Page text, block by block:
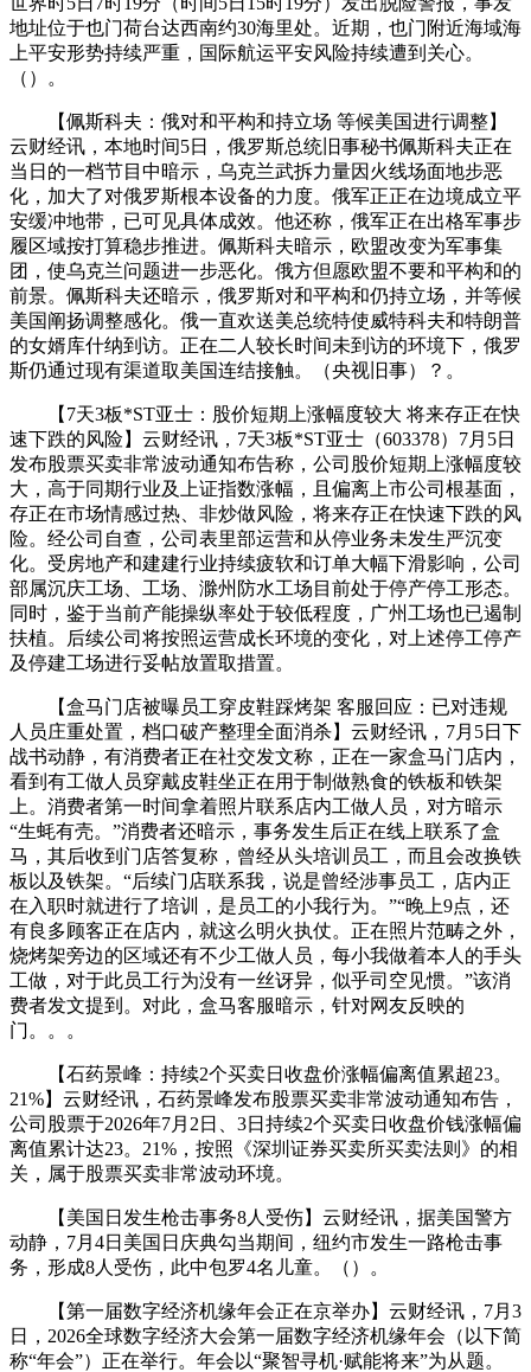
地址位于也门荷台达西南约30海里处。近期，也门附近海域海
上平安形势持续严重，国际航运平安风险持续遭到关心。
（）。
【佩斯科夫：俄对和平构和持立场 等候美国进行调整】
云财经讯，本地时间5日，俄罗斯总统旧事秘书佩斯科夫正在
当日的一档节目中暗示，乌克兰武拆力量因火线场面地步恶
化，加大了对俄罗斯根本设备的力度。俄军正正在边境成立平
安缓冲地带，已可见具体成效。他还称，俄军正在出格军事步
履区域按打算稳步推进。佩斯科夫暗示，欧盟改变为军事集
团，使乌克兰问题进一步恶化。俄方但愿欧盟不要和平构和的
前景。佩斯科夫还暗示，俄罗斯对和平构和仍持立场，并等候
美国阐扬调整感化。俄一直欢送美总统特使威特科夫和特朗普
的女婿库什纳到访。正在二人较长时间未到访的环境下，俄罗
斯仍通过现有渠道取美国连结接触。（央视旧事）？。
【7天3板*ST亚士：股价短期上涨幅度较大 将来存正在快
速下跌的风险】云财经讯，7天3板*ST亚士（603378）7月5日
发布股票买卖非常波动通知布告称，公司股价短期上涨幅度较
大，高于同期行业及上证指数涨幅，且偏离上市公司根基面，
存正在市场情感过热、非炒做风险，将来存正在快速下跌的风
险。经公司自查，公司表里部运营和从停业务未发生严沉变
化。受房地产和建建行业持续疲软和订单大幅下滑影响，公司
部属沉庆工场、工场、滁州防水工场目前处于停产停工形态。
同时，鉴于当前产能操纵率处于较低程度，广州工场也已遏制
扶植。后续公司将按照运营成长环境的变化，对上述停工停产
及停建工场进行妥帖放置取措置。
【盒马门店被曝员工穿皮鞋踩烤架 客服回应：已对违规
人员庄重处置，档口破产整理全面消杀】云财经讯，7月5日下
战书动静，有消费者正在社交发文称，正在一家盒马门店内，
看到有工做人员穿戴皮鞋坐正在用于制做熟食的铁板和铁架
上。消费者第一时间拿着照片联系店内工做人员，对方暗示
“生蚝有壳。”消费者还暗示，事务发生后正在线上联系了盒
马，其后收到门店答复称，曾经从头培训员工，而且会改换铁
板以及铁架。“后续门店联系我，说是曾经涉事员工，店内正
在入职时就进行了培训，是员工的小我行为。”“晚上9点，还
有良多顾客正在店内，就这么明火执仗。正在照片范畴之外，
烧烤架旁边的区域还有不少工做人员，每小我做着本人的手头
工做，对于此员工行为没有一丝讶异，似乎司空见惯。”该消
费者发文提到。对此，盒马客服暗示，针对网友反映的
门。。。
【石药景峰：持续2个买卖日收盘价涨幅偏离值累超23。
21%】云财经讯，石药景峰发布股票买卖非常波动通知布告，
公司股票于2026年7月2日、3日持续2个买卖日收盘价钱涨幅偏
离值累计达23。21%，按照《深圳证券买卖所买卖法则》的相
关，属于股票买卖非常波动环境。
【美国日发生枪击事务8人受伤】云财经讯，据美国警方
动静，7月4日美国日庆典勾当期间，纽约市发生一路枪击事
务，形成8人受伤，此中包罗4名儿童。（）。
【第一届数字经济机缘年会正在京举办】云财经讯，7月3
日，2026全球数字经济大会第一届数字经济机缘年会（以下简
称“年会”）正在举行。年会以“聚智寻机·赋能将来”为从题。